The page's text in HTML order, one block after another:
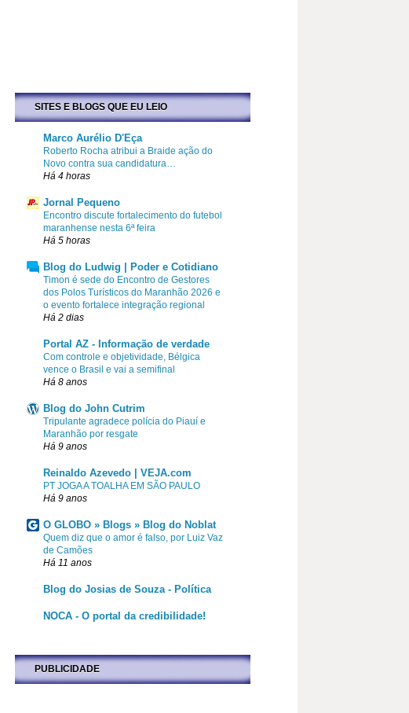
SITES E BLOGS QUE EU LEIO
Marco Aurélio D'Eça
Roberto Rocha atribui a Braide ação do
Novo contra sua candidatura…
Há 4 horas
Jornal Pequeno
Encontro discute fortalecimento do futebol
maranhense nesta 6ª feira
Há 5 horas
Blog do Ludwig | Poder e Cotidiano
Timon é sede do Encontro de Gestores
dos Polos Turísticos do Maranhão 2026 e
o evento fortalece integração regional
Há 2 dias
Portal AZ - Informação de verdade
Com controle e objetividade, Bélgica
vence o Brasil e vai a semifinal
Há 8 anos
Blog do John Cutrim
Tripulante agradece polícia do Piauí e
Maranhão por resgate
Há 9 anos
Reinaldo Azevedo | VEJA.com
PT JOGA A TOALHA EM SÃO PAULO
Há 9 anos
O GLOBO » Blogs » Blog do Noblat
Quem diz que o amor é falso, por Luiz Vaz
de Camões
Há 11 anos
Blog do Josias de Souza - Política
NOCA - O portal da credibilidade!
PUBLICIDADE